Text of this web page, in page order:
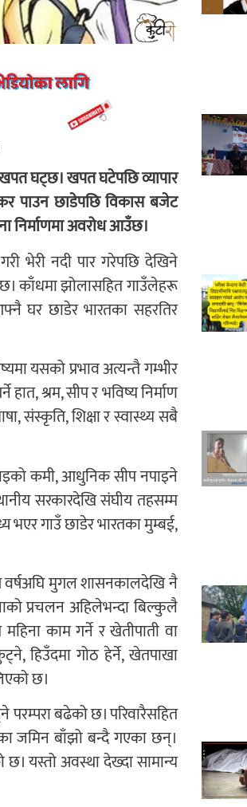
घट्छ। खपत घटेपछि व्यापार
पाउन छाडेपछि विकास बजेट
निर्माणमा अवरोध आउँछ।
भेरी नदी पार गरेपछि देखिने
काँधमा झोलासहित गाउँलेहरू
घर छाडेर भारतका सहरतिर
यसको प्रभाव अत्यन्तै गम्भीर
श्रम, सीप र भविष्य निर्माण
संस्कृति, शिक्षा र स्वास्थ्य सबै
कमी, आधुनिक सीप नपाइने
सरकारदेखि संघीय तहसम्म
भएर गाउँ छाडेर भारतका मुम्बई,
वर्षअघि मुगल शासनकालदेखि नै
प्रचलन अहिलेभन्दा बिल्कुलै
काम गर्ने र खेतीपाती वा
हिउँदमा गोठ हेर्ने, खेतपाखा
छ।
परम्परा बढेको छ। परिवारैसहित
जमिन बाँझो बन्दै गएका छन्।
यस्तो अवस्था देख्दा सामान्य